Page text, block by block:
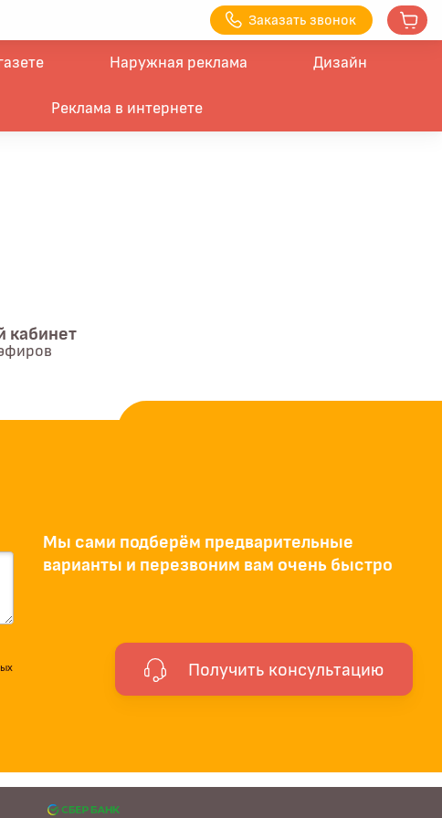
Заказать звонок
Наружная реклама Дизайн
Реклама в интернете
кабинет
Мы сами подберём предварительные
варианты и перезвоним вам очень быстро
Получить консультацию